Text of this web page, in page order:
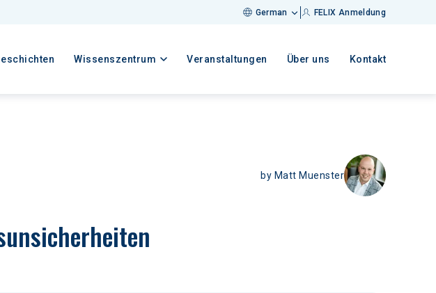
German FELIX Anmeldung
Wissenszentrum Veranstaltungen Über uns Kontakt
by Matt Muenster